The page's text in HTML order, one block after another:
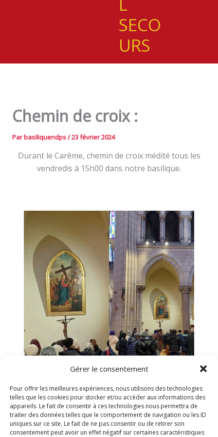
Gérer le consentement
Pour offrir les meilleures expériences, nous utilisons des technologies
telles que les cookies pour stocker et/ou accéder aux informations des
appareils. Le fait de consentir à ces technologies nous permettra de
traiter des données telles que le comportement de navigation ou les ID
uniques sur ce site. Le fait de ne pas consentir ou de retirer son
consentement peut avoir un effet négatif sur certaines caractéristiques
SECO
URS
Chemin de croix :
Parbasiliquendps/23 février 2024
Durant le Carême, chemin de croix médité tous les
vendredis à 15h00 dans notre basilique.